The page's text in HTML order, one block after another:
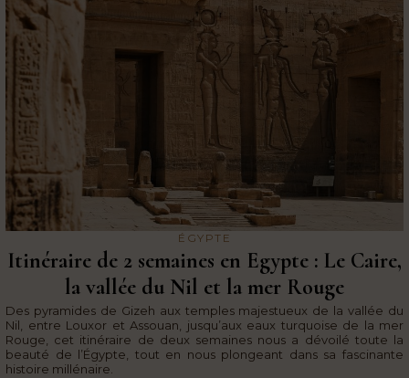
ÉGYPTE
Itinéraire de 2 semaines en Egypte : Le Caire,
la vallée du Nil et la mer Rouge
Des pyramides de Gizeh aux temples majestueux de la vallée du
Nil, entre Louxor et Assouan, jusqu’aux eaux turquoise de la mer
Rouge, cet itinéraire de deux semaines nous a dévoilé toute la
beauté de l’Égypte, tout en nous plongeant dans sa fascinante
histoire millénaire.